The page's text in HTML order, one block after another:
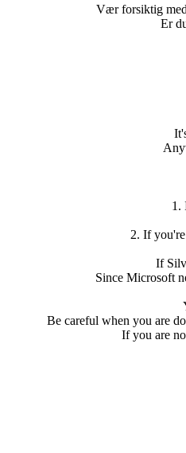
Vær forsiktig
Er
1.
2. If
If
Since Microsoft
Be careful when you are
If you are